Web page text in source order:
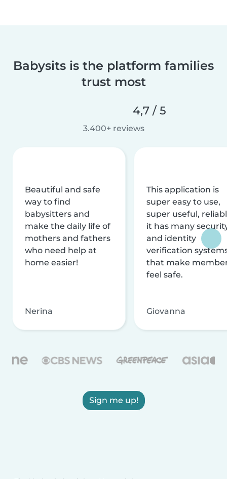
Babysits is the platform families
trust most
4,7 / 5
3.400+ reviews
Beautiful and safe
way to find
babysitters and
make the daily life of
mothers and fathers
who need help at
home easier!
Nerina
This application is
super easy to use,
super useful,
it has many
and identity
verification
that make
feel safe.
Giovanna
Sign me up!